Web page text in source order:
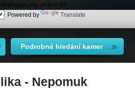
on line 85
Powered by
Translate
Podrobné hledání kamer
- Nepomuk